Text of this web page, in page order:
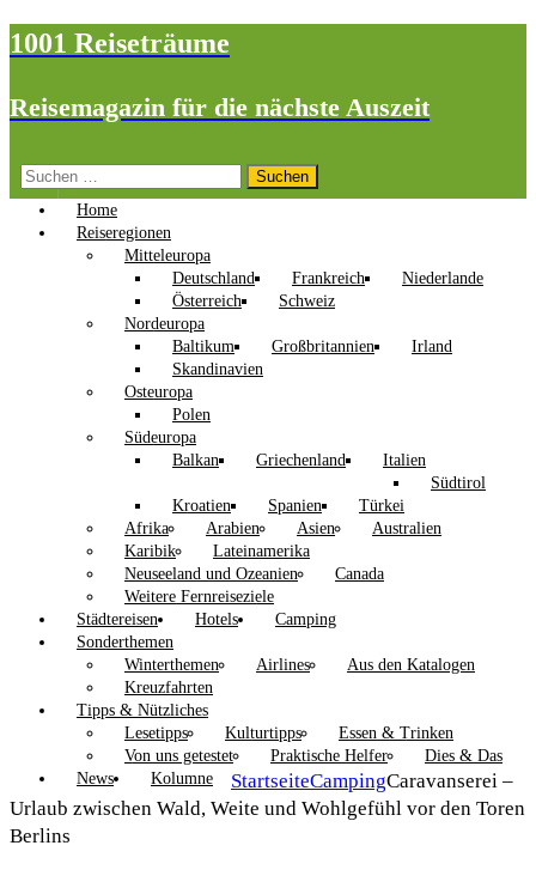
1001 Reiseträume
Reisemagazin für die nächste Auszeit
Suchen
nach:
Home
Reiseregionen
Mitteleuropa
Deutschland
Frankreich
Niederlande
Österreich
Schweiz
Nordeuropa
Baltikum
Großbritannien
Irland
Skandinavien
Osteuropa
Polen
Südeuropa
Balkan
Griechenland
Italien
Südtirol
Kroatien
Spanien
Türkei
Afrika
Arabien Asien
Australien
Karibik
Lateinamerika
Neuseeland und Ozeanien
Canada
Weitere Fernreiseziele
Städtereisen
Hotels
Camping
Sonderthemen
Winterthemen
Airlines
Aus den Katalogen
Kreuzfahrten
Tipps & Nützliches
Lesetipps
Kulturtipps
Essen & Trinken
Von uns getestet
Praktische Helfer
Dies & Das
News
Kolumne StartseiteCampingCaravanserei –
Urlaub zwischen Wald, Weite und Wohlgefühl vor den Toren
Berlins